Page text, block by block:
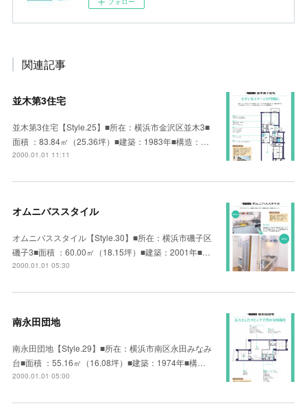
関連記事
並木第3住宅
並木第3住宅【Style.25】■所在：横浜市金沢区並木3■
面積 ：83.84㎡（25.36坪）■建築：1983年■構造：…
2000.01.01 11:11
オムニバススタイル
オムニバススタイル【Style.30】■所在：横浜市磯子区
磯子3■面積 ：60.00㎡（18.15坪）■建築：2001年■…
2000.01.01 05:30
南永田団地
南永田団地【Style.29】■所在：横浜市南区永田みなみ
台■面積 ：55.16㎡（16.08坪）■建築：1974年■構…
2000.01.01 05:00